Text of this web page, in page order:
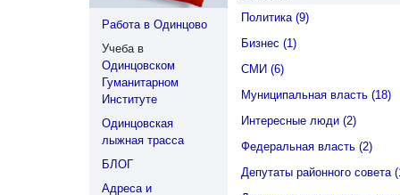
Работа в Одинцово
Учеба в
Одинцовском
Гуманитарном
Институте
Одинцовская
лыжная трасса
БЛОГ
Адреса и
Политика (9)
Бизнес (1)
СМИ (6)
Муниципальная власть (18)
Интересные люди (2)
Федеральная власть (2)
Депутаты районного совета